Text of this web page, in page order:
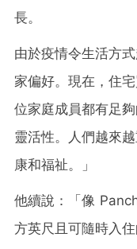
長。
由於疫情令生活方
家偏好。現在，住
位家庭成員都有足
靈活性。人們越來
康和福祉。」
他續說：「像
方英尺且可隨時入